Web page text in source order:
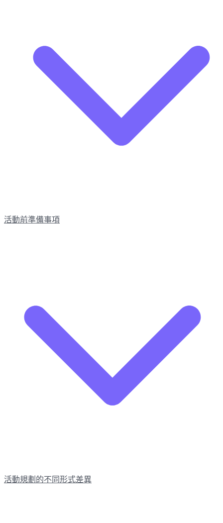
活動前準備事項
活動規劃的不同形式差異